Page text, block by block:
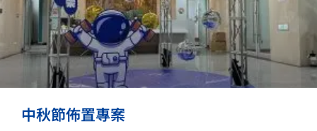
中秋節佈置專案